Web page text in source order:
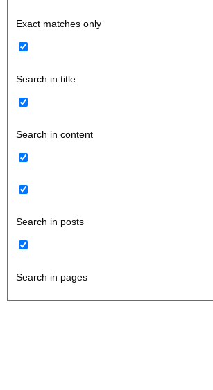
Exact matches only
Search in title
Search in content
Search in posts
Search in pages